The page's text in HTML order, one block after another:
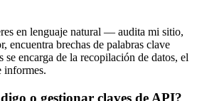
en lenguaje natural — audita mi sitio,
encuentra brechas de palabras clave
encarga de la recopilación de datos, el
informes.
o gestionar claves de API?